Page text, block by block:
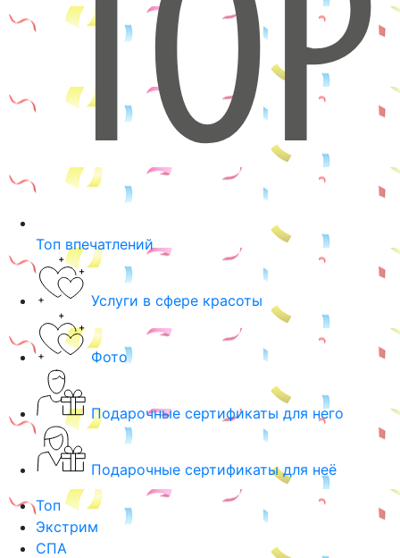
Топ впечатлений
Услуги в сфере красоты
Фото
Подарочные сертификаты для него
Подарочные сертификаты для неё
Топ
Экстрим
СПА